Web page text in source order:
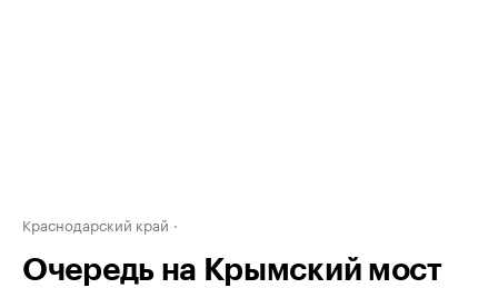
Краснодарский край
Очередь на Крымский мост